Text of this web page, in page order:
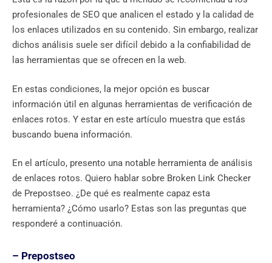
profesionales de SEO que analicen el estado y la calidad de
los enlaces utilizados en su contenido. Sin embargo, realizar
dichos análisis suele ser difícil debido a la confiabilidad de
las herramientas que se ofrecen en la web.
En estas condiciones, la mejor opción es buscar
información útil en algunas herramientas de verificación de
enlaces rotos. Y estar en este artículo muestra que estás
buscando buena información.
En el artículo, presento una notable herramienta de análisis
de enlaces rotos. Quiero hablar sobre Broken Link Checker
de Prepostseo. ¿De qué es realmente capaz esta
herramienta? ¿Cómo usarlo? Estas son las preguntas que
responderé a continuación.
– Prepostseo